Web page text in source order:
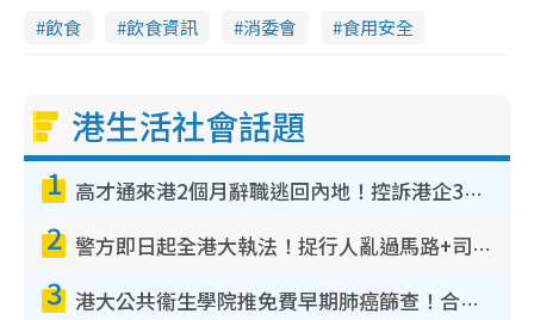
飲食 飲食資訊 消委會 食用安全
港生活社會話題
1 高才通來港2個月辭職逃回內地！控訴港企3宗罪 歎微管理極窒息
2 警方即日起全港大執法！捉行人亂過馬路+司機不專注駕駛！亂過馬路罰$2000
3 港大公共衞生學院推免費早期肺癌篩查！合資格人士將獲全額資助定期血液化驗／電腦斷層掃描／風險評估